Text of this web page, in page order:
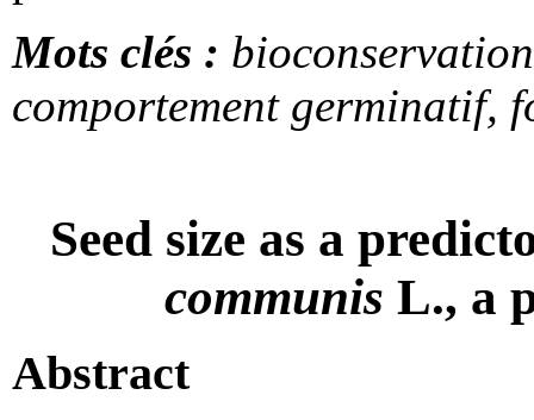
Mots clés :
comportement germinatif,
Seed size as a
communis L., a
Abstract